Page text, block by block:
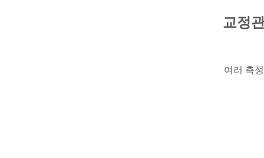
교정
여러 측